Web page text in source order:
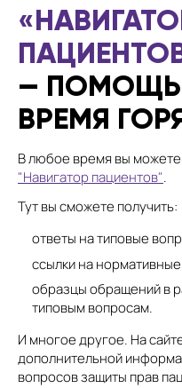
— ПОМОЩЬ
ВРЕМЯ
В любое время вы
"Навигатор пациентов".
Тут вы сможете получить:
ответы на типовые
ссылки на
образцы обращений в
типовым вопросам.
И многое другое. На
дополнительной
вопросов защиты прав